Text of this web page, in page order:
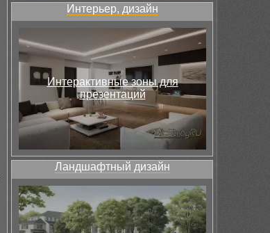
Интерьер, дизайн
Интерактивные зоны для
презентаций
Ландшафтный дизайн